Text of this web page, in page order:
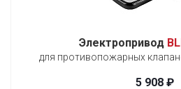
Электропривод
для противопожарных
5 908 ₽